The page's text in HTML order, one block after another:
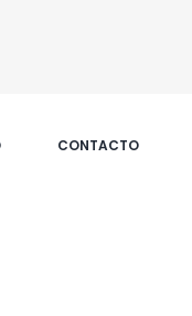
CONTACTO